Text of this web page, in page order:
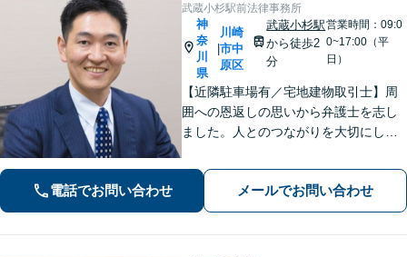
武蔵小杉駅前法律事務所
神
奈
川
県
|
川崎
市中
原区
武蔵小杉駅
から徒歩2
分
営業時間：09:0
0~17:00（平
日）
【近隣駐車場有／宅地建物取引士】周
囲への恩返しの思いから弁護士を志し
ました。人とのつながりを大切にし、
限り最良の結果を追求します。皆様の
力になれるよう尽力いたしますので、
一人で抱え込まず、まずはご相談くだ
さい。
電話でお問い合わせ メールでお問い合わせ